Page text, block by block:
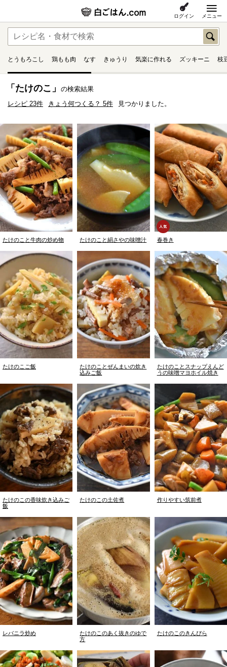
ログイン メニュー
とうもろこし 鶏もも肉 なす きゅうり 気楽に作れる ズッキーニ 枝
「たけのこ」
の検索結果
レシピ 23件
きょう何つくる？ 5件 見つかりました。
たけのこと牛肉の炒め物 たけのこと絹さやの味噌汁 春巻き
たけのこご飯
たけのことぜんまいの炊き
込みご飯
たけのことスナップえんど
うの味噌マヨホイル焼き
たけのこの香味炊き込みご
飯
たけのこの土佐煮 作りやすい筑前煮
レバニラ炒め
たけのこのあく抜きのゆで
方
たけのこのきんぴら